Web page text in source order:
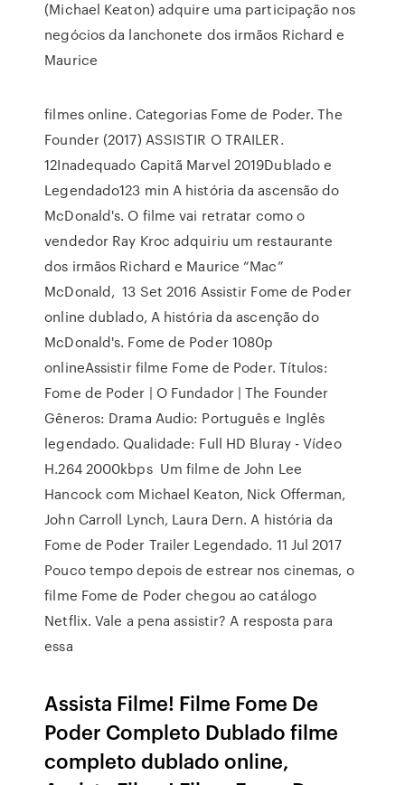
(Michael Keaton) adquire uma participação nos
negócios da lanchonete dos irmãos Richard e
Maurice
filmes online. Categorias Fome de Poder. The
Founder (2017) ASSISTIR O TRAILER.
12Inadequado Capitã Marvel 2019Dublado e
Legendado123 min A história da ascensão do
McDonald's. O filme vai retratar como o
vendedor Ray Kroc adquiriu um restaurante
dos irmãos Richard e Maurice “Mac”
McDonald, 13 Set 2016 Assistir Fome de Poder
online dublado, A história da ascenção do
McDonald's. Fome de Poder 1080p
onlineAssistir filme Fome de Poder. Títulos:
Fome de Poder | O Fundador | The Founder
Gêneros: Drama Audio: Português e Inglês
legendado. Qualidade: Full HD Bluray - Vídeo
H.264 2000kbps Um filme de John Lee
Hancock com Michael Keaton, Nick Offerman,
John Carroll Lynch, Laura Dern. A história da
Fome de Poder Trailer Legendado. 11 Jul 2017
Pouco tempo depois de estrear nos cinemas, o
filme Fome de Poder chegou ao catálogo
Netflix. Vale a pena assistir? A resposta para
essa
Assista Filme! Filme Fome De
Poder Completo Dublado filme
completo dublado online,